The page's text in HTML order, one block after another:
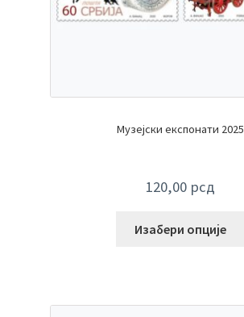
Музејски експонати 2025
120,00 рсд
Изабери опције